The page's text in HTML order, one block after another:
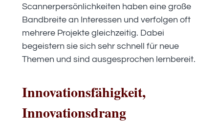
Scannerpersönlichkeiten haben eine große
Bandbreite an Interessen und verfolgen oft
mehrere Projekte gleichzeitig. Dabei
begeistern sie sich sehr schnell für neue
Themen und sind ausgesprochen lernbereit.
Innovationsfähigkeit,
Innovationsdrang